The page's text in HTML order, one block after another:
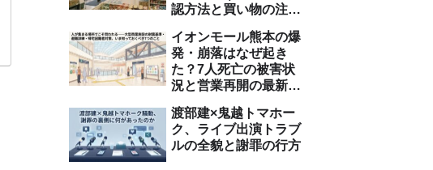
認方法と買い物の注意
イオンモール熊本の爆
発・崩落はなぜ起き
た？7人死亡の被害状
況と営業再開の最新情
渡部建×鬼越トマホー
ク、ライブ出演トラブ
ルの全貌と謝罪の行方